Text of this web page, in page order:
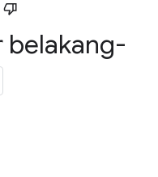
belakang-